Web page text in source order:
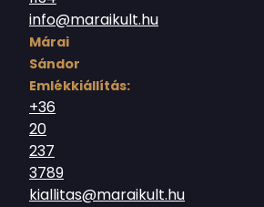
info@maraikult.hu
Márai
Sándor
Emlékkiállítás:
+36
20
237
3789
kiallitas@maraikult.hu